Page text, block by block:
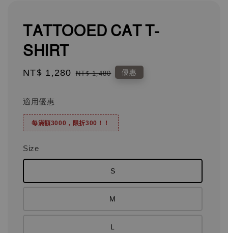
TATTOOED CAT T-
SHIRT
Sale
NT$ 1,280 Regular
NT$ 1,480 優惠
適用優惠
每滿額3000，限折300！！
Size
S
M
L